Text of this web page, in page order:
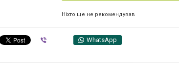
Ніхто ще не рекомендував
WhatsApp